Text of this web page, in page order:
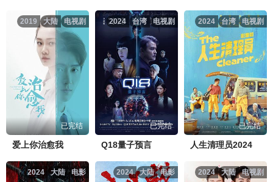
电视剧
大陆
2019
已完结
爱上你治愈我
电视剧
台湾
2024
已完结
Q18量子预言
电视剧
台湾
2024
已完结
人生清理员2024
电影
大陆
2024 电影
大陆
2024 电视剧
大陆
2024